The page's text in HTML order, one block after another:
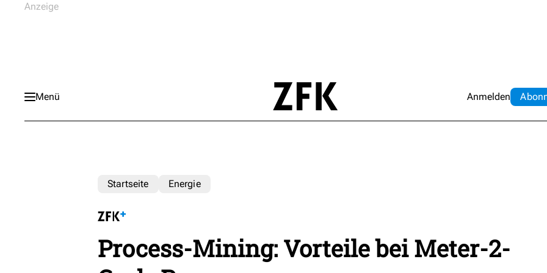
Menü Anmelden Abo
Startseite Energie
Process-Mining: Vorteile bei Meter-2-